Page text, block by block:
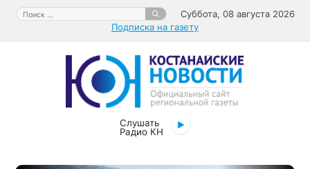
Перейти
содержимому
Поиск:
Суббота, 08 августа 2026
Подписка на газету
Слушать
Радио КН